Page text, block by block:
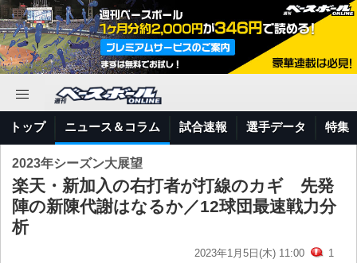
トップ ニュース＆コラム 試合速報 選手データ 特集
2023年シーズン大展望
楽天・新加入の右打者が打線のカギ 先発
陣の新陳代謝はなるか／12球団最速戦力分
析
2023年1月5日(木) 11:00 1